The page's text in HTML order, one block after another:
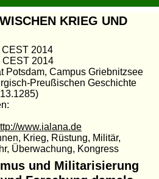
KRIEG UND
CEST 2014
2014
Campus Griebnitzsee
Preußischen Geschichte
www.ialana.de
Krieg, Rüstung, Militär,
Überwachung, Kongress
und Militarisierung